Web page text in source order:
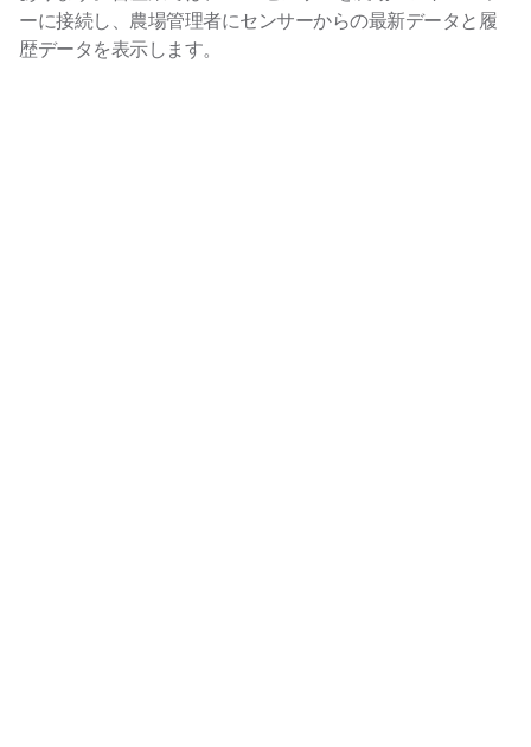
ーに接続し、農場管理者にセンサーからの最新データと履
歴データを表示します。